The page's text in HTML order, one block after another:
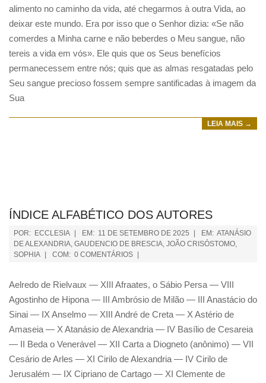
alimento no caminho da vida, até chegarmos à outra Vida, ao
deixar este mundo. Era por isso que o Senhor dizia: «Se não
comerdes a Minha carne e não beberdes o Meu sangue, não
tereis a vida em vós». Ele quis que os Seus benefícios
permanecessem entre nós; quis que as almas resgatadas pelo
Seu sangue precioso fossem sempre santificadas à imagem da
Sua
LEIA MAIS →
ÍNDICE ALFABÉTICO DOS AUTORES
POR: ECCLESIA EM: 11 DE SETEMBRO DE 2025 EM: ATANÁSIO
DE ALEXANDRIA, GAUDENCIO DE BRESCIA, JOÃO CRISÓSTOMO,
SOPHIA
COM: 0 COMENTÁRIOS
Aelredo de Rielvaux — XIII Afraates, o Sábio Persa — VIII
Agostinho de Hipona — III Ambrósio de Milão — III Anastácio do
Sinai — IX Anselmo — XIII André de Creta — X Astério de
Amaseia — X Atanásio de Alexandria — IV Basílio de Cesareia
— II Beda o Venerável — XII Carta a Diogneto (anônimo) — VII
Cesário de Arles — XI Cirilo de Alexandria — IV Cirilo de
Jerusalém — IX Cipriano de Cartago — XI Clemente de